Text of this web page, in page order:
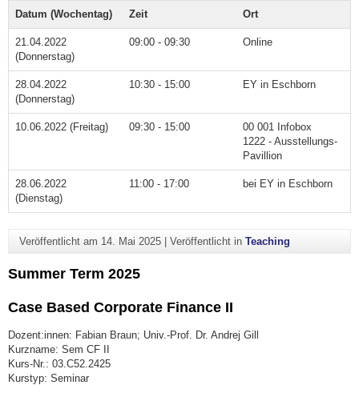
Datum (Wochentag) Zeit Ort
21.04.2022
(Donnerstag)
09:00 - 09:30 Online
28.04.2022
(Donnerstag)
10:30 - 15:00 EY in Eschborn
10.06.2022 (Freitag) 09:30 - 15:00
00 001 Infobox
1222 - Ausstellungs-
Pavillion
28.06.2022
(Dienstag)
11:00 - 17:00 bei EY in Eschborn
Veröffentlicht am 14. Mai 2025| Veröffentlicht in Teaching
Summer Term 2025
Case Based Corporate Finance II
Dozent:innen: Fabian Braun; Univ.-Prof. Dr. Andrej Gill
Kurzname: Sem CF II
Kurs-Nr.: 03.C52.2425
Kurstyp: Seminar